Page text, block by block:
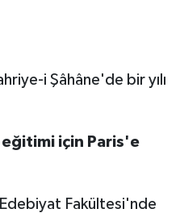
i Şâhâne'de bir yılı
için Paris'e
Fakültesi'nde